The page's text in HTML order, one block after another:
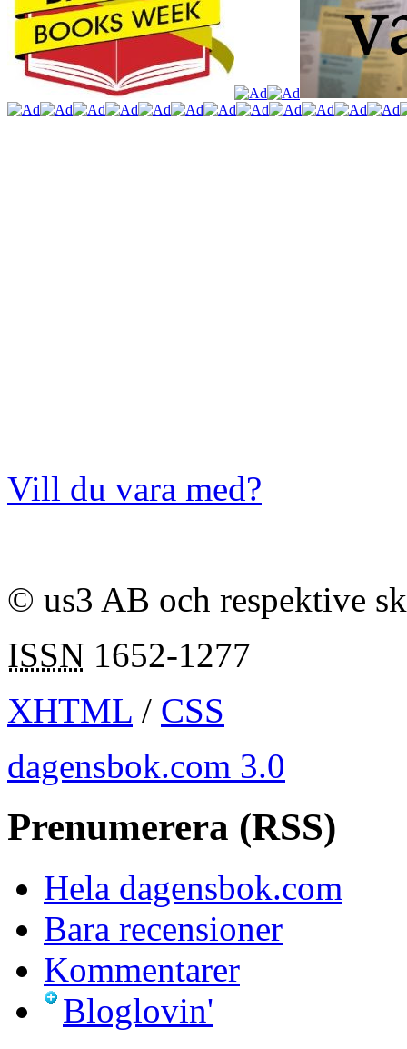
Vill du vara med?
© us3 AB och respektive
ISSN 1652-1277
XHTML / CSS
dagensbok.com 3.0
Prenumerera (RSS)
Hela dagensbok.com
Bara recensioner
Kommentarer
Bloglovin'